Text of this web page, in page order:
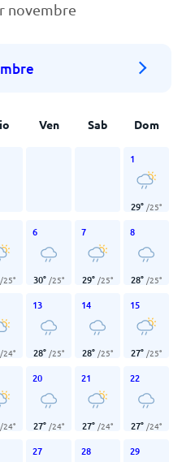
novembre
Ven Sab Dom
1
29° /25°
/25°
6
30° /25°
7
29° /25°
8
28° /25°
/24°
13
28° /25°
14
28° /25°
15
27° /25°
/24°
20
27° /24°
21
27° /24°
22
27° /24°
27 28 29